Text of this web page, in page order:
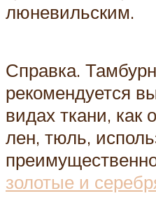
люневильским.
Справка.
рекомендуется
видах ткани, как
лен, тюль,
золотые и